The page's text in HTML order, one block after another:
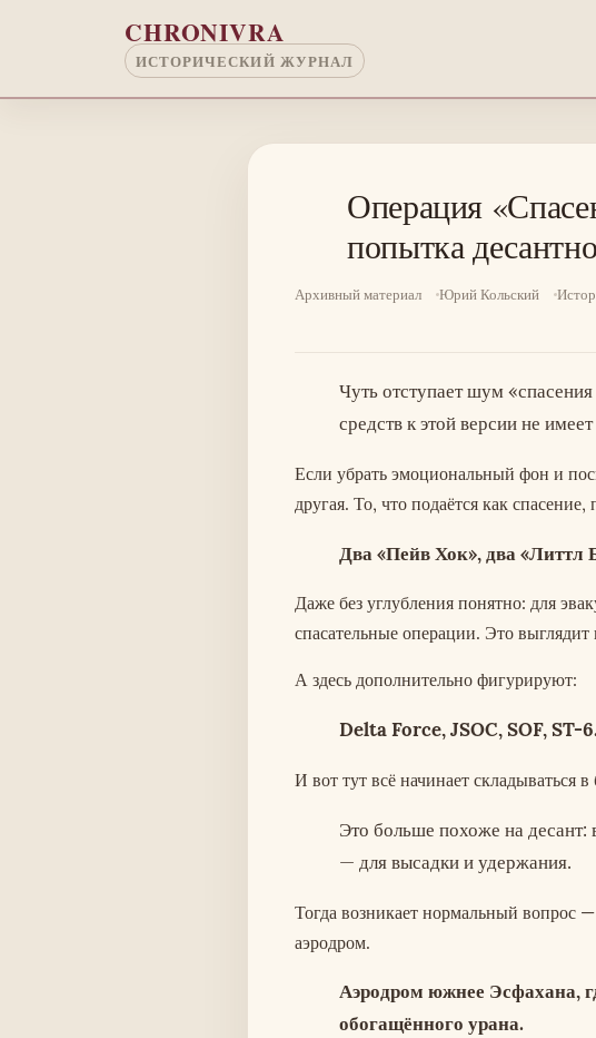
CHRONIVRA
ИСТОРИЧЕСКИЙ ЖУРНАЛ
Операция
попытка
Архивный материал Юрий Кольский
Чуть отступает шум
средств к этой версии не
Если убрать эмоциональный фон и
другая. То, что подаётся как
Два «Пейв Хок», два «Литтл
Даже без углубления понятно: для
спасательные операции. Это
А здесь дополнительно фигурируют:
Delta Force, JSOC, SOF, ST-
И вот тут всё начинает складываться
Это больше похоже на десант:
— для высадки и удержания.
Тогда возникает нормальный вопрос
аэродром.
Аэродром южнее Эсфахана,
обогащённого урана.